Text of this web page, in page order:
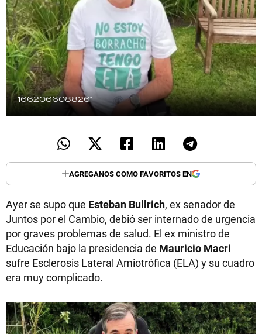
1662066088261
AGREGANOS COMO FAVORITOS EN
Ayer se supo que Esteban Bullrich, ex senador de
Juntos por el Cambio, debió ser internado de urgencia
por graves problemas de salud. El ex ministro de
Educación bajo la presidencia de Mauricio Macri
sufre Esclerosis Lateral Amiotrófica (ELA) y su cuadro
era muy complicado.
RECETAS
PALABRAS
HORÓSCOPO
Seguinos